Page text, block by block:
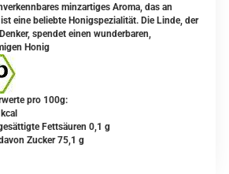
minzartiges Aroma, das an
eine beliebte Honigspezialität. Die Linde, der
spendet einen wunderbaren,
Honig
pro 100g:
Fettsäuren 0,1 g
Zucker 75,1 g